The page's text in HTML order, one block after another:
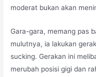
moderat bukan akan
Gara-gara, memang pas
mulutnya, ia lakukan
sucking. Gerakan ini
merubah posisi gigi dan